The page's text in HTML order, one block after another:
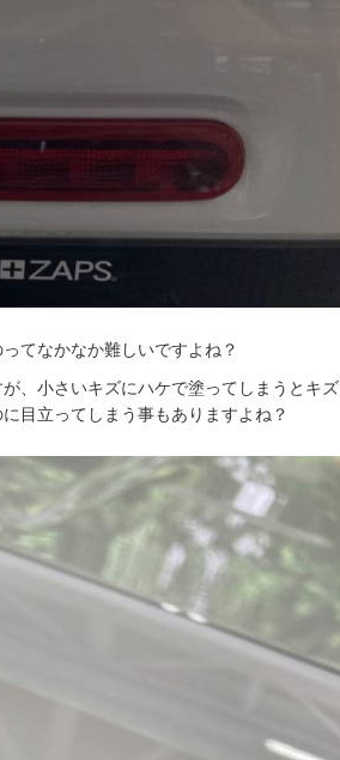
てなかなか難しいですよね？
、小さいキズにハケで塗ってしまうとキズ
目立ってしまう事もありますよね？